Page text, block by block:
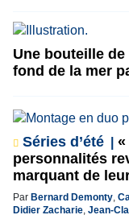
Une bouteille
fond de la mer
Séries d’été
«
personnalités
marquant de
Par Bernard Demonty,
Didier Zacharie, Jean-